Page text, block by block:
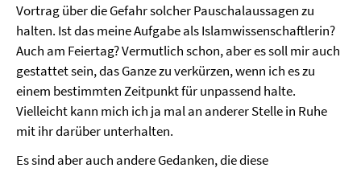
Vortrag über die Gefahr solcher Pauschalaussagen zu
halten. Ist das meine Aufgabe als Islamwissenschaftlerin?
Auch am Feiertag? Vermutlich schon, aber es soll mir auch
gestattet sein, das Ganze zu verkürzen, wenn ich es zu
einem bestimmten Zeitpunkt für unpassend halte.
Vielleicht kann mich ich ja mal an anderer Stelle in Ruhe
mit ihr darüber unterhalten.
Es sind aber auch andere Gedanken, die diese